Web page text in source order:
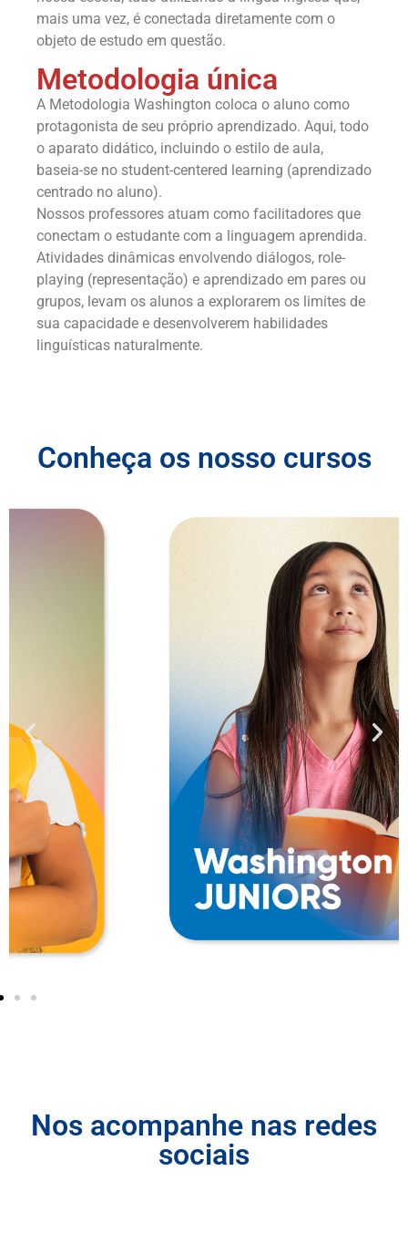
mais uma vez, é conectada diretamente com o
objeto de estudo em questão.
Metodologia única
A Metodologia Washington coloca o aluno como
protagonista de seu próprio aprendizado. Aqui, todo
o aparato didático, incluindo o estilo de aula,
baseia-se no student-centered learning (aprendizado
centrado no aluno).
Nossos professores atuam como facilitadores que
conectam o estudante com a linguagem aprendida.
Atividades dinâmicas envolvendo diálogos, role-
playing (representação) e aprendizado em pares ou
grupos, levam os alunos a explorarem os limites de
sua capacidade e desenvolverem habilidades
linguísticas naturalmente.
Conheça os nosso cursos
Nos acompanhe nas redes
sociais